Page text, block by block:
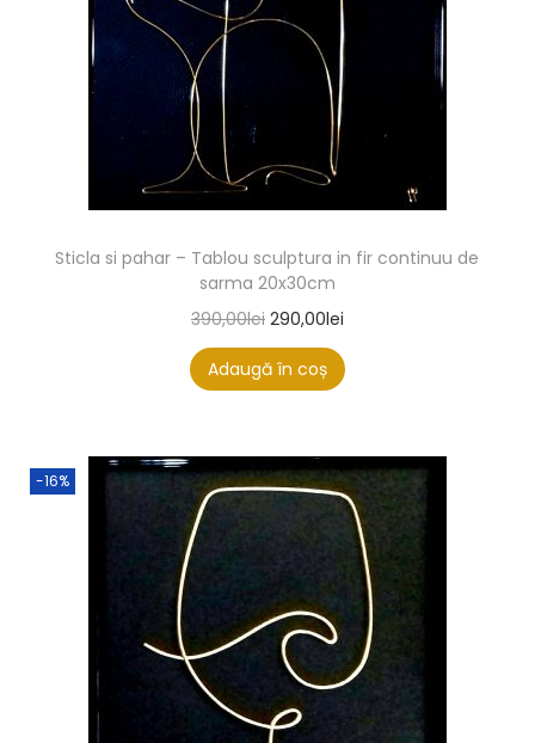
Sticla si pahar – Tablou sculptura in fir continuu de
sarma 20x30cm
390,00lei 290,00lei
Adaugă în coș
-16%